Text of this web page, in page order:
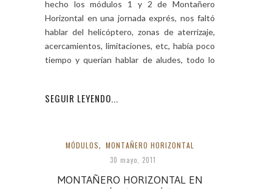
hecho los módulos 1 y 2 de Montañero
Horizontal en una jornada exprés, nos faltó
hablar del helicóptero, zonas de aterrizaje,
acercamientos, limitaciones, etc, había poco
tiempo y querían hablar de aludes, todo lo
SEGUIR LEYENDO...
MÓDULOS, MONTAÑERO HORIZONTAL
30 mayo, 2011
MONTAÑERO HORIZONTAL EN